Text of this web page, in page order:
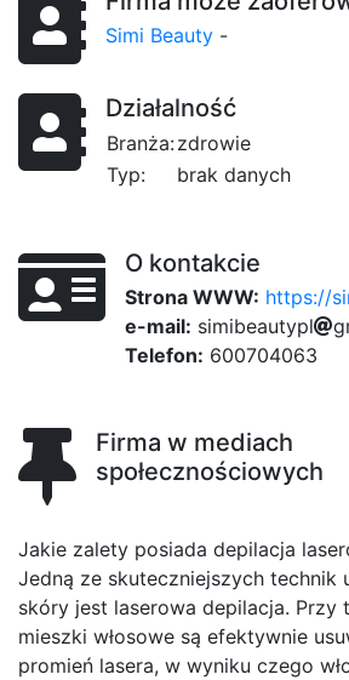
Simi Beauty -
Działalność
Branża:zdrowie
Typ:
brak danych
O kontakcie
Strona WWW: https://
e-mail: simic10
beaudc
ty834
pl g
Telefon: 600704063
Firma w mediach
społecznościowych
Jakie zalety posiada depilacja
Jedną ze skuteczniejszych technik
skóry jest laserowa depilacja. Przy
mieszki włosowe są efektywnie
promień lasera, w wyniku czego